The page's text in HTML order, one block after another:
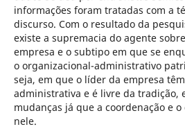
informações foram tratadas com a
discurso. Com o resultado da
existe a supremacia do agente
empresa e o subtipo em que se
o organizacional-administrativo
seja, em que o líder da empresa
administrativa e é livre da tradição,
mudanças já que a coordenação e
nele.